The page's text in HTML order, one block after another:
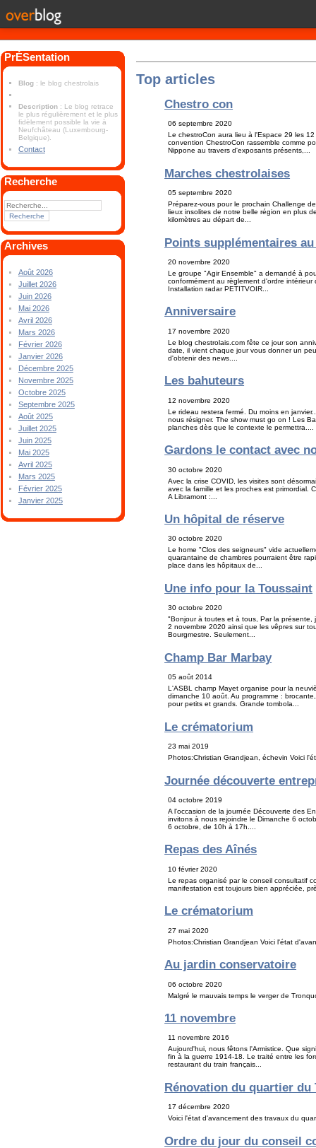
PrÉSentation
Blog : le blog chestrolais
Description : Le blog retrace
le plus régulièrement et le plus
fidèlement possible la vie à
Neufchâteau (Luxembourg-
Belgique).
Contact
Recherche
Archives
Août 2026
Juillet 2026
Juin 2026
Mai 2026
Avril 2026
Mars 2026
Février 2026
Janvier 2026
Décembre 2025
Novembre 2025
Octobre 2025
Septembre 2025
Août 2025
Juillet 2025
Juin 2025
Mai 2025
Avril 2025
Mars 2025
Février 2025
Janvier 2025
Top articles
Chestro con
06 septembre 2020
Le chestroCon aura lieu à l'Espace 29 les
convention ChestroCon rassemble comme
Nippone au travers d'exposants présents,...
Marches chestrolaises
05 septembre 2020
Préparez-vous pour le prochain Challenge
lieux insolites de notre belle région en plus
kilomètres au départ de...
Points supplémentaires
20 novembre 2020
Le groupe "Agir Ensemble" a demandé à
conformément au règlement d'ordre
Installation radar PETITVOIR...
Anniversaire
17 novembre 2020
Le blog chestrolais.com fête ce jour son
date, il vient chaque jour vous donner un
d'obtenir des news....
Les bahuteurs
12 novembre 2020
Le rideau restera fermé. Du moins en
nous résigner. The show must go on ! Les
planches dès que le contexte le permettra....
Gardons le contact avec
30 octobre 2020
Avec la crise COVID, les visites sont
avec la famille et les proches est primordial.
A Libramont :...
Un hôpital de réserve
30 octobre 2020
Le home "Clos des seigneurs" vide
quarantaine de chambres pourraient être
place dans les hôpitaux de...
Une info pour la Toussaint
30 octobre 2020
"Bonjour à toutes et à tous, Par la présente,
2 novembre 2020 ainsi que les vêpres sur
Bourgmestre. Seulement...
Champ Bar Marbay
05 août 2014
L'ASBL champ Mayet organise pour la
dimanche 10 août. Au programme :
pour petits et grands. Grande tombola...
Le crématorium
23 mai 2019
Photos:Christian Grandjean, échevin Voici
Journée découverte
04 octobre 2019
A l'occasion de la journée Découverte des
invitons à nous rejoindre le Dimanche 6
6 octobre, de 10h à 17h....
Repas des Aînés
10 février 2020
Le repas organisé par le conseil consultatif
manifestation est toujours bien appréciée,
Le crématorium
27 mai 2020
Photos:Christian Grandjean Voici l'état
Au jardin conservatoire
06 octobre 2020
Malgré le mauvais temps le verger de
11 novembre
11 novembre 2016
Aujourd'hui, nous fêtons l'Armistice. Que
fin à la guerre 1914-18. Le traité entre les
restaurant du train français...
Rénovation du quartier du
17 décembre 2020
Voici l'état d'avancement des travaux du
Ordre du jour du conseil